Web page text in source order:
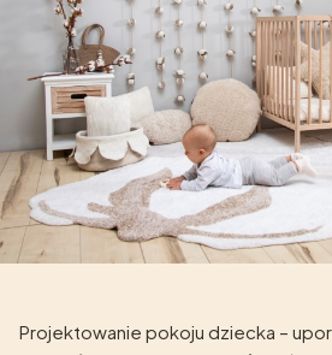
Projektowanie pokoju dziecka –